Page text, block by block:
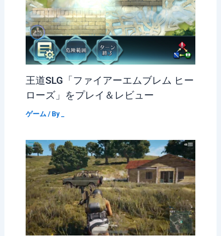
王道SLG「ファイアーエムブレム ヒー
ローズ」をプレイ＆レビュー
ゲーム / By